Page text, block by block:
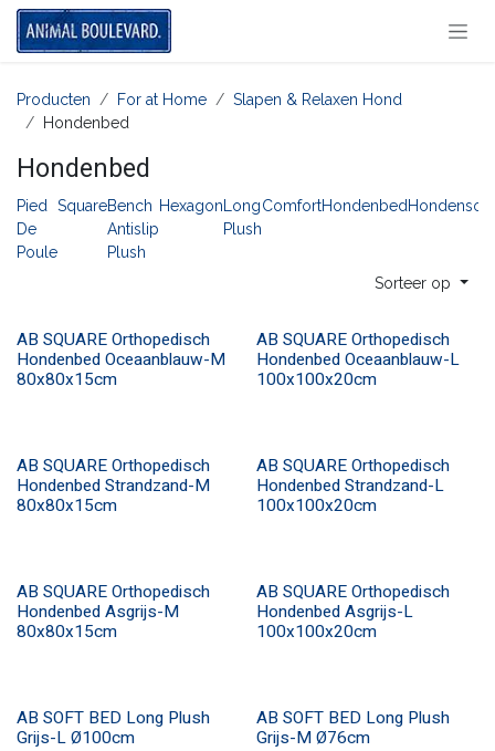
Overslaan naar inhoud
Producten For at Home
Slapen & Relaxen Hond
Hondenbed
Hondenbed
Pied
De
Poule
SquareBench
Antislip
Plush
Hexagon Long
Plush
ComfortHondenbed Hondensofa
Sorteer op
AB SQUARE Orthopedisch
Hondenbed Oceaanblauw-M
80x80x15cm
AB SQUARE Orthopedisch
Hondenbed Oceaanblauw-L
100x100x20cm
AB SQUARE Orthopedisch
Hondenbed Strandzand-M
80x80x15cm
AB SQUARE Orthopedisch
Hondenbed Strandzand-L
100x100x20cm
AB SQUARE Orthopedisch
Hondenbed Asgrijs-M
80x80x15cm
AB SQUARE Orthopedisch
Hondenbed Asgrijs-L
100x100x20cm
​​AB SOFT BED Long Plush
Grijs-L Ø100cm
​​AB SOFT BED Long Plush
Grijs-M Ø76cm